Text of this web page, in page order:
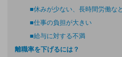
■休みが少ない、長時間労働な
■仕事の負担が大きい
■給与に対する不満
離職率を下げるには？